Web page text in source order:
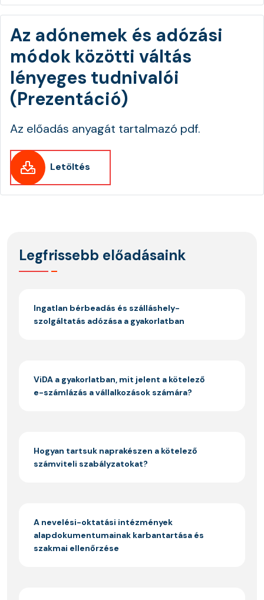
Az adónemek és adózási
módok közötti váltás
lényeges tudnivalói
(Prezentáció)
Az előadás anyagát tartalmazó pdf.
Letöltés
Legfrissebb előadásaink
Ingatlan bérbeadás és szálláshely-
szolgáltatás adózása a gyakorlatban
ViDA a gyakorlatban, mit jelent a kötelező
e-számlázás a vállalkozások számára?
Hogyan tartsuk naprakészen a kötelező
számviteli szabályzatokat?
A nevelési-oktatási intézmények
alapdokumentumainak karbantartása és
szakmai ellenőrzése